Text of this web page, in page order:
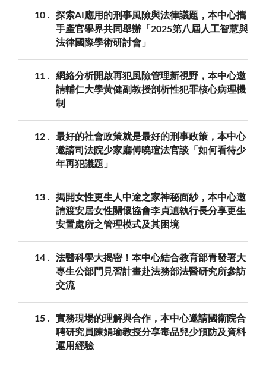
10
探索AI應用的刑事風險與法律議題，本中心攜
手產官學界共同舉辦「2025第八屆人工智慧與
法律國際學術研討會」
11
網絡分析開啟再犯風險管理新視野，本中心邀
請輔仁大學黃健副教授剖析性犯罪核心病理機
制
12
最好的社會政策就是最好的刑事政策，本中心
邀請司法院少家廳傅曉瑄法官談「如何看待少
年再犯議題」
13
揭開女性更生人中途之家神秘面紗，本中心邀
請渡安居女性關懷協會李貞遉執行長分享更生
安置處所之管理模式及其困境
14
法醫科學大揭密！本中心結合教育部青發署大
專生公部門見習計畫赴法務部法醫研究所參訪
交流
15
實務現場的理解與合作，本中心邀請國衛院合
聘研究員陳娟瑜教授分享毒品兒少預防及資料
運用經驗